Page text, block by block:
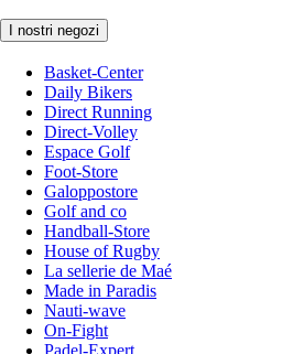
I nostri negozi
Basket-Center
Daily Bikers
Direct Running
Direct-Volley
Espace Golf
Foot-Store
Galoppostore
Golf and co
Handball-Store
House of Rugby
La sellerie de Maé
Made in Paradis
Nauti-wave
On-Fight
Padel-Expert